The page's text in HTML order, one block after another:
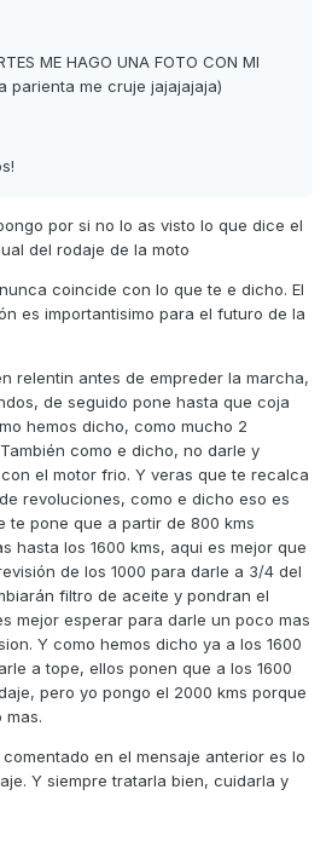
ME HAGO UNA FOTO CON MI
parienta me cruje jajajajaja)
por si no lo as visto lo que dice el
del rodaje de la moto
coincide con lo que te e dicho. El
es importantisimo para el futuro de la
relentin antes de empreder la marcha,
de seguido pone hasta que coja
hemos dicho, como mucho 2
como e dicho, no darle y
el motor frio. Y veras que te recalca
revoluciones, como e dicho eso es
te pone que a partir de 800 kms
hasta los 1600 kms, aqui es mejor que
de los 1000 para darle a 3/4 del
filtro de aceite y pondran el
mejor esperar para darle un poco mas
Y como hemos dicho ya a los 1600
a tope, ellos ponen que a los 1600
pero yo pongo el 2000 kms porque
mas.
en el mensaje anterior es lo
Y siempre tratarla bien, cuidarla y